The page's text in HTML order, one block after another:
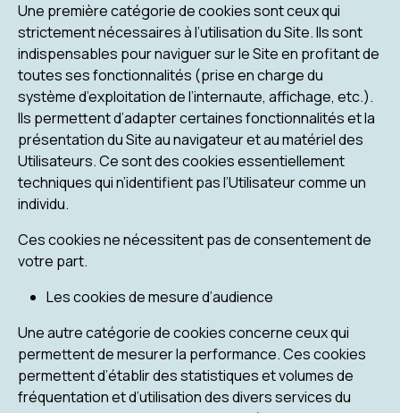
Une première catégorie de cookies sont ceux qui
strictement nécessaires à l’utilisation du Site. Ils sont
indispensables pour naviguer sur le Site en profitant de
toutes ses fonctionnalités (prise en charge du
système d’exploitation de l’internaute, affichage, etc.).
Ils permettent d’adapter certaines fonctionnalités et la
présentation du Site au navigateur et au matériel des
Utilisateurs. Ce sont des cookies essentiellement
techniques qui n’identifient pas l’Utilisateur comme un
individu.
Ces cookies ne nécessitent pas de consentement de
votre part.
Les cookies de mesure d’audience
Une autre catégorie de cookies concerne ceux qui
permettent de mesurer la performance. Ces cookies
permettent d’établir des statistiques et volumes de
fréquentation et d’utilisation des divers services du